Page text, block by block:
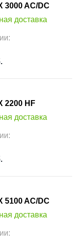
3000 AC/DC
доставка
2200 HF
доставка
5100 AC/DC
доставка